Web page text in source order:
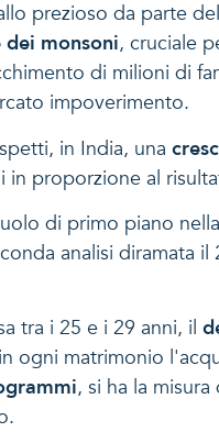
prezioso da parte
monsoni, cruciale
di milioni di
impoverimento.
in India, una
in proporzione al
di primo piano
analisi diramata il
tra i 25 e i 29 anni, il
ogni matrimonio
, si ha la